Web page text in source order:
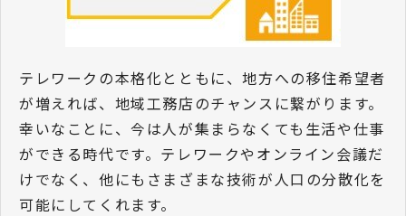
テレワークの本格化とともに、地方への移住希望者
が増えれば、地域工務店のチャンスに繋がります。
幸いなことに、今は人が集まらなくても生活や仕事
ができる時代です。テレワークやオンライン会議だ
けでなく、他にもさまざまな技術が人口の分散化を
可能にしてくれます。